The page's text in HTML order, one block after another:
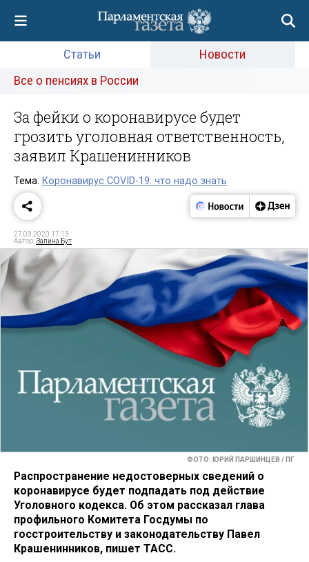
Статьи
Новости
Все о пенсиях в России
За фейки о коронавирусе будет
грозить уголовная ответственность,
заявил Крашенинников
Тема: Коронавирус COVID-19: что надо знать
27.03.2020 17:13
Автор:Залина Бут
ФОТО: ЮРИЙ ПАРШИНЦЕВ / ПГ
Распространение недостоверных сведений о
коронавирусе будет подпадать под действие
Уголовного кодекса. Об этом рассказал глава
профильного Комитета Госдумы по
госстроительству и законодательству Павел
Крашенинников, пишет ТАСС.